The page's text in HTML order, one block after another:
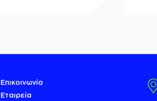
Επικοινωνία
Εταιρεία